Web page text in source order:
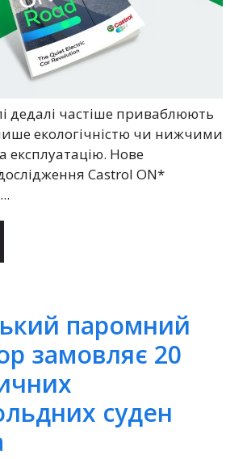
дедалі частіше приваблюють
екологічністю чи нижчими
експлуатацію. Нове
Castrol ON*
паромний
замовляє 20
суден